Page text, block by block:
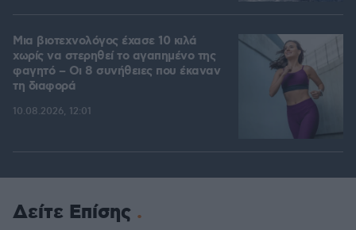
Μια βιοτεχνολόγος έχασε 10 κιλά
χωρίς να στερηθεί το αγαπημένο της
φαγητό – Οι 8 συνήθειες που έκαναν
τη διαφορά
10.08.2026, 12:01
Δείτε Επίσης